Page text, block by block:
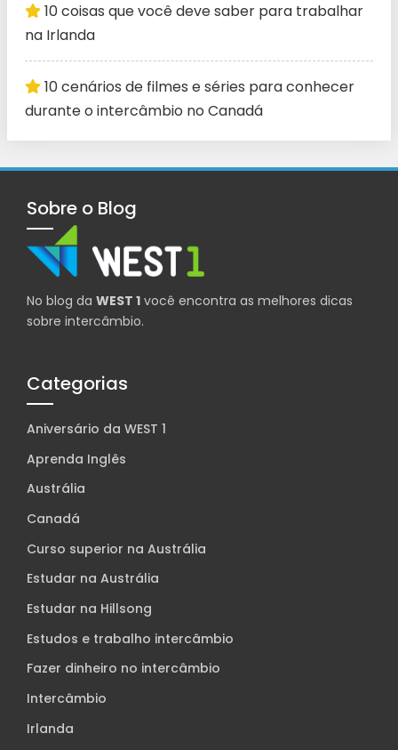
10 coisas que você deve saber para trabalhar
na Irlanda
10 cenários de filmes e séries para conhecer
durante o intercâmbio no Canadá
Sobre o Blog
No blog da WEST 1 você encontra as melhores dicas
sobre intercâmbio.
Categorias
Aniversário da WEST 1
Aprenda Inglês
Austrália
Canadá
Curso superior na Austrália
Estudar na Austrália
Estudar na Hillsong
Estudos e trabalho intercâmbio
Fazer dinheiro no intercâmbio
Intercâmbio
Irlanda